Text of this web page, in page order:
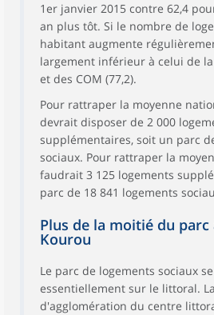
1er janvier 2015 contre 62,4
an plus tôt. Si le nombre de
habitant augmente
largement inférieur à celui de
et des COM (77,2).
Pour rattraper la moyenne
devrait disposer de 2 000
supplémentaires, soit un parc
sociaux. Pour rattraper la
faudrait 3 125 logements
parc de 18 841 logements
Plus de la moitié du parc
Kourou
Le parc de logements sociaux
essentiellement sur le littoral.
d'agglomération du centre